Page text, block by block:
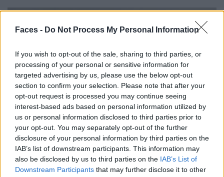
Faces - Do Not Process My Personal Information
If you wish to opt-out of the sale, sharing to third parties, or
processing of your personal or sensitive information for
targeted advertising by us, please use the below opt-out
section to confirm your selection. Please note that after your
opt-out request is processed you may continue seeing
interest-based ads based on personal information utilized by
us or personal information disclosed to third parties prior to
your opt-out. You may separately opt-out of the further
disclosure of your personal information by third parties on the
IAB’s list of downstream participants. This information may
also be disclosed by us to third parties on the IAB’s List of
Downstream Participants that may further disclose it to other
Urbane & Gallant-Gründer Andrew Park und Design Director
Jeffrey Sebelia im Interview